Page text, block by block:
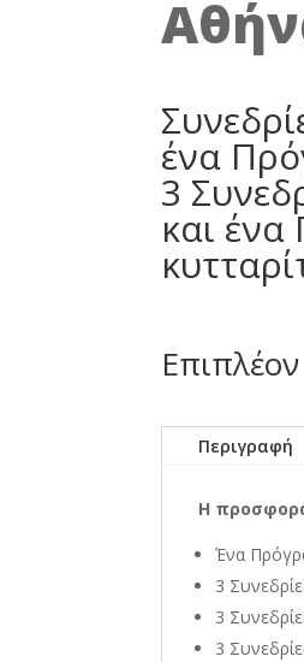
ένα
3
και
Περιγραφή
Η
Ένα
3
3
3